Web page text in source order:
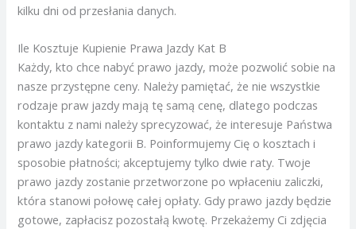
kilku dni od przesłania danych.
Ile Kosztuje Kupienie Prawa Jazdy Kat B
Każdy, kto chce nabyć prawo jazdy, może pozwolić sobie na
nasze przystępne ceny. Należy pamiętać, że nie wszystkie
rodzaje praw jazdy mają tę samą cenę, dlatego podczas
kontaktu z nami należy sprecyzować, że interesuje Państwa
prawo jazdy kategorii B. Poinformujemy Cię o kosztach i
sposobie płatności; akceptujemy tylko dwie raty. Twoje
prawo jazdy zostanie przetworzone po wpłaceniu zaliczki,
która stanowi połowę całej opłaty. Gdy prawo jazdy będzie
gotowe, zapłacisz pozostałą kwotę. Przekażemy Ci zdjęcia